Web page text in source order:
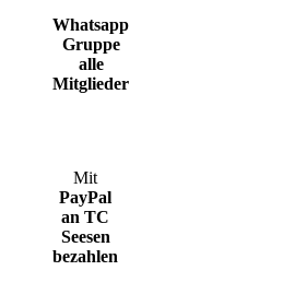
Whatsapp
Gruppe
alle
Mitglieder
Mit
PayPal
an TC
Seesen
bezahlen